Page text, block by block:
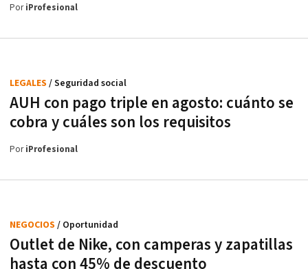
PoriProfesional
AUH con pago triple en agosto: cuánto se
cobra y cuáles son los requisitos
LEGALES / Seguridad social
PoriProfesional
Outlet de Nike, con camperas y zapatillas
hasta con 45% de descuento
NEGOCIOS / Oportunidad